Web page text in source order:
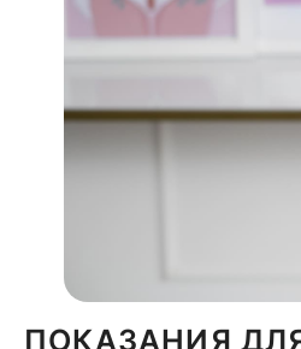
ПОКАЗАНИЯ